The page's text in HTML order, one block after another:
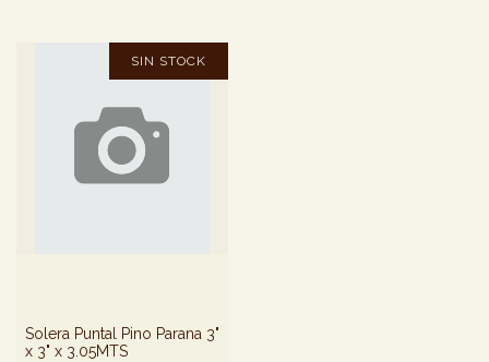
SIN STOCK
Solera Puntal Pino Parana 3"
x 3" x 3.05MTS